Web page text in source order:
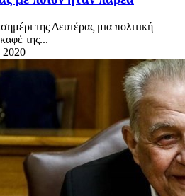
της Δευτέρας μια πολιτική
της...
2020